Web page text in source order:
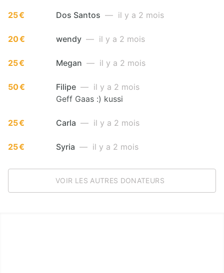
25 € Dos Santos — il y a 2 mois
20 € wendy — il y a 2 mois
25 € Megan — il y a 2 mois
50 € Filipe — il y a 2 mois
Geff Gaas :) kussi
25 € Carla — il y a 2 mois
25 € Syria — il y a 2 mois
VOIR LES AUTRES DONATEURS